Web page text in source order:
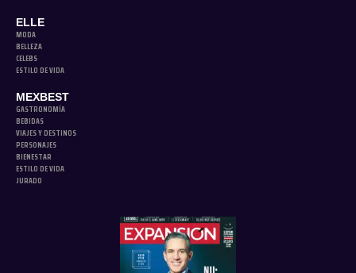
ELLE
MODA
BELLEZA
CELEBS
ESTILO DE VIDA
MEXBEST
GASTRONOMÍA
BEBIDAS
VIAJES Y DESTINOS
PERSONAJES
BIENESTAR
ESTILO DE VIDA
JURADO